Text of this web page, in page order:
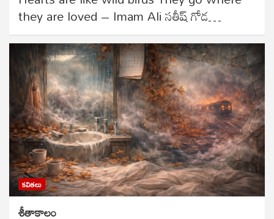
they are loved – Imam Ali సతీష్ గోడ…
కవితలు
శీతాకాలం